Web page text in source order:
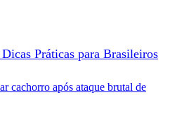
Práticas para Brasileiros